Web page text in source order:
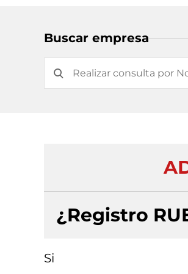
Buscar empresa
¿Registro
Si